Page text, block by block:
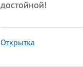
достойной!
Открытка